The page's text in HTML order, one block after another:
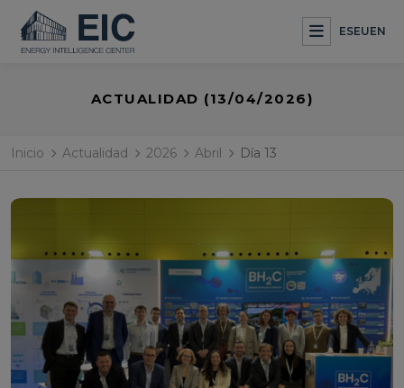
ESEUEN
ACTUALIDAD (13/04/2026)
Inicio Actualidad 2026 Abril Día 13